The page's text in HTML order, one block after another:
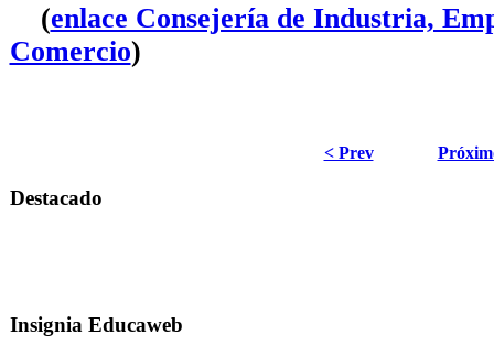
(enlace Consejería de Industria,
Comercio)
< Prev
Destacado
Insignia Educaweb